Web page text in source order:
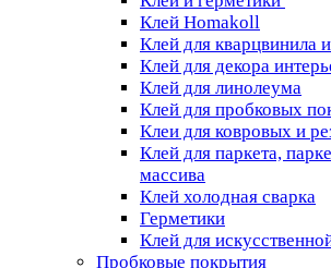
Клей Homakoll
Клей для кварцвинила
Клей для декора
Клей для линолеума
Клей для пробковых
Клеи для ковровых и
Клей для паркета,
массива
Клей холодная сварка
Герметики
Клей для
Пробковые покрытия